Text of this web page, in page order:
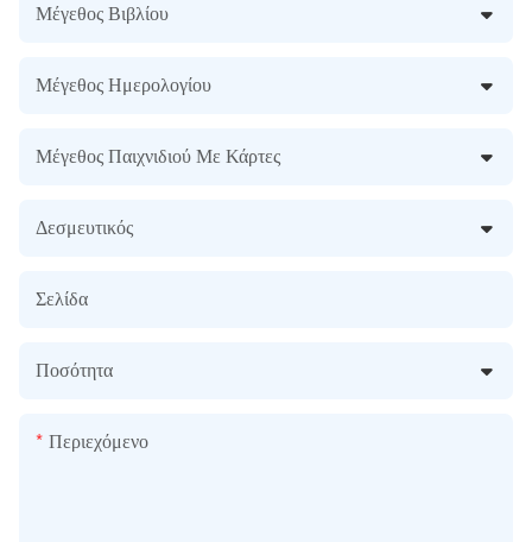
Μέγεθος Βιβλίου
Μέγεθος Ημερολογίου
Μέγεθος Παιχνιδιού Με Κάρτες
Δεσμευτικός
Σελίδα
Ποσότητα
Περιεχόμενο